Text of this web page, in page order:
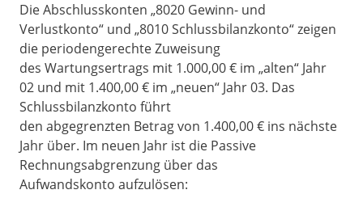
Die Abschlusskonten „8020 Gewinn- und
Verlustkonto“ und „8010 Schlussbilanzkonto“ zeigen
die periodengerechte Zuweisung
des Wartungsertrags mit 1.000,00 € im „alten“ Jahr
02 und mit 1.400,00 € im „neuen“ Jahr 03. Das
Schlussbilanzkonto führt
den abgegrenzten Betrag von 1.400,00 € ins nächste
Jahr über. Im neuen Jahr ist die Passive
Rechnungsabgrenzung über das
Aufwandskonto aufzulösen: